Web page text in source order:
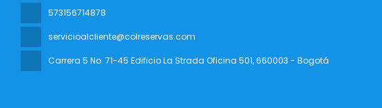
573156714878
servicioalcliente@colreservas.com
Carrera 5 No. 71-45 Edificio La Strada Oficina 501, 660003 - Bogotá